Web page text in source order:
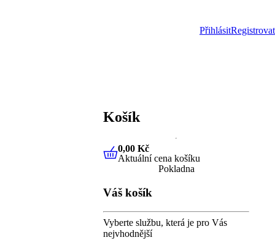
PřihlásitRegistrovat
Košík
0,00 KčAktuální cena košíku
0,00 Kč
Aktuální cena košíku
Pokladna
Váš košík
Vyberte službu, která je pro Vás
nejvhodnější